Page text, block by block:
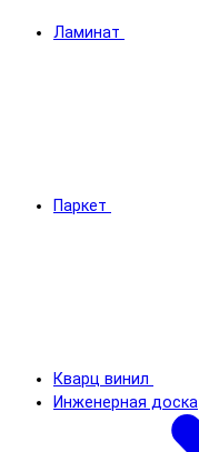
Ламинат
Паркет
Кварц винил
Инженерная доска